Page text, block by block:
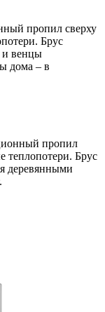
пропил сверху
Брус
и венцы
дома – в
пропил
теплопотери. Брус
деревянными